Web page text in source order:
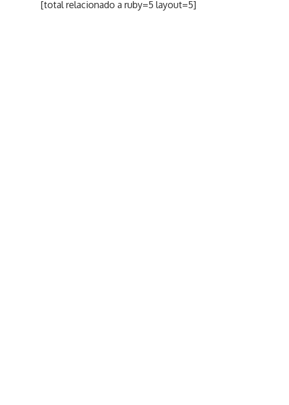
[total relacionado a ruby=5 layout=5]